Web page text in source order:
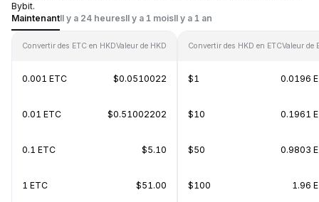
Bybit.
MaintenantIl y a 24 heuresIl y a 1 moisIl y a 1 an
Convertir des ETC en HKDValeur de HKD
0.001 ETC $0.0510022
0.01 ETC $0.51002202
0.1 ETC $5.10
1 ETC $51.00
Convertir des HKD en ETCValeur de
$1 0.0196
$10 0.1961
$50 0.9803
$100 1.96